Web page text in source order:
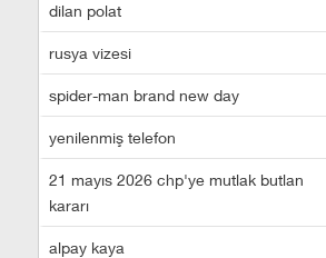
dilan polat
rusya vizesi
spider-man brand new day
yenilenmiş telefon
21 mayıs 2026 chp'ye mutlak butlan
kararı
alpay kaya